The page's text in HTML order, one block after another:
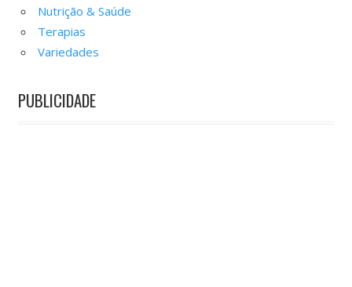
Nutrição & Saúde
Terapias
Variedades
PUBLICIDADE